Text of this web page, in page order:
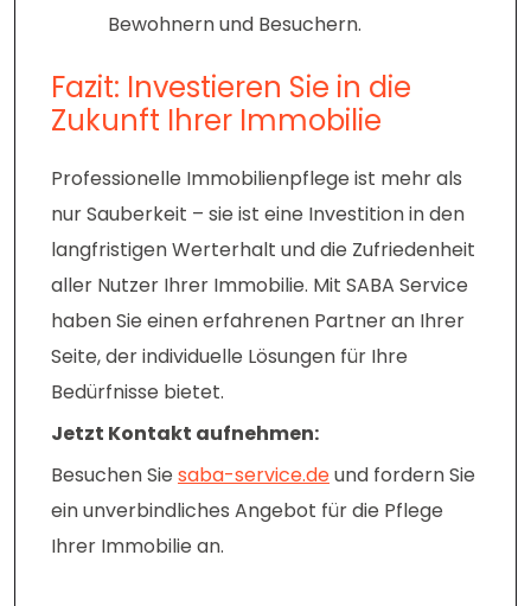
Bewohnern und Besuchern.
Fazit: Investieren Sie in die
Zukunft Ihrer Immobilie
Professionelle Immobilienpflege ist mehr als
nur Sauberkeit – sie ist eine Investition in den
langfristigen Werterhalt und die Zufriedenheit
aller Nutzer Ihrer Immobilie. Mit SABA Service
haben Sie einen erfahrenen Partner an Ihrer
Seite, der individuelle Lösungen für Ihre
Bedürfnisse bietet.
Jetzt Kontakt aufnehmen:
Besuchen Sie saba-service.deund fordern Sie
ein unverbindliches Angebot für die Pflege
Ihrer Immobilie an.